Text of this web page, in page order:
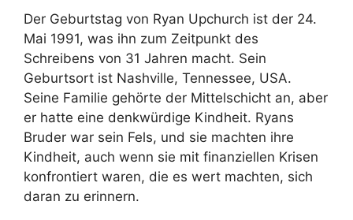
Der Geburtstag von Ryan Upchurch ist der 24.
Mai 1991, was ihn zum Zeitpunkt des
Schreibens von 31 Jahren macht. Sein
Geburtsort ist Nashville, Tennessee, USA.
Seine Familie gehörte der Mittelschicht an, aber
er hatte eine denkwürdige Kindheit. Ryans
Bruder war sein Fels, und sie machten ihre
Kindheit, auch wenn sie mit finanziellen Krisen
konfrontiert waren, die es wert machten, sich
daran zu erinnern.